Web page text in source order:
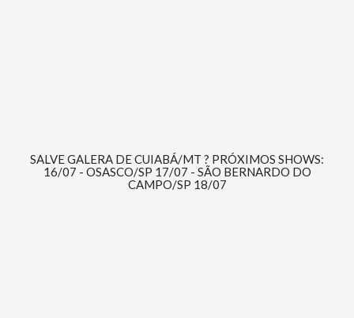
SALVE GALERA DE CUIABÁ/MT ? PRÓXIMOS SHOWS:
16/07 - OSASCO/SP 17/07 - SÃO BERNARDO DO
CAMPO/SP 18/07